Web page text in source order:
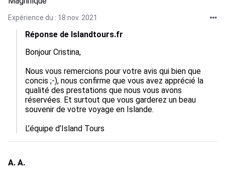
Expérience du : 18 nov. 2021
Réponse de Islandtours.fr
Bonjour Cristina,
Nous vous remercions pour votre avis qui bien que
concis ;-), nous confirme que vous avez apprécié la
qualité des prestations que nous vous avons
réservées. Et surtout que vous garderez un beau
souvenir de votre voyage en Islande.
A. A.